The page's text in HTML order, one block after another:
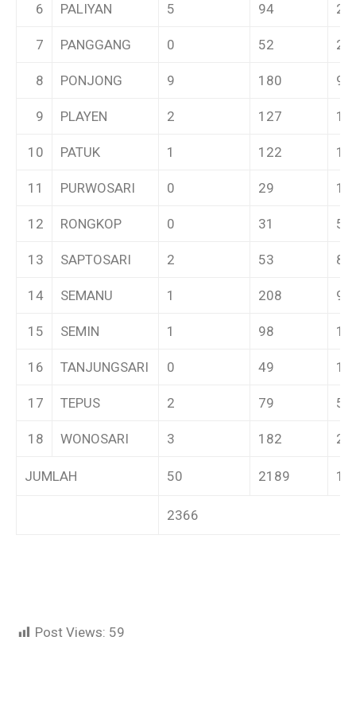
6 PALIYAN 5 94 2
7 PANGGANG 0 52 2
8 PONJONG 9 180 9
9 PLAYEN 2 127 11
10 PATUK 1 122 1
11 PURWOSARI 0 29 1
12 RONGKOP 0 31 5
13 SAPTOSARI 2 53 8
14 SEMANU 1 208 9
15 SEMIN 1 98 10
16 TANJUNGSARI 0 49 1
17 TEPUS 2 79 5
18 WONOSARI 3 182 26
JUMLAH 50 2189
2366
Post Views: 59